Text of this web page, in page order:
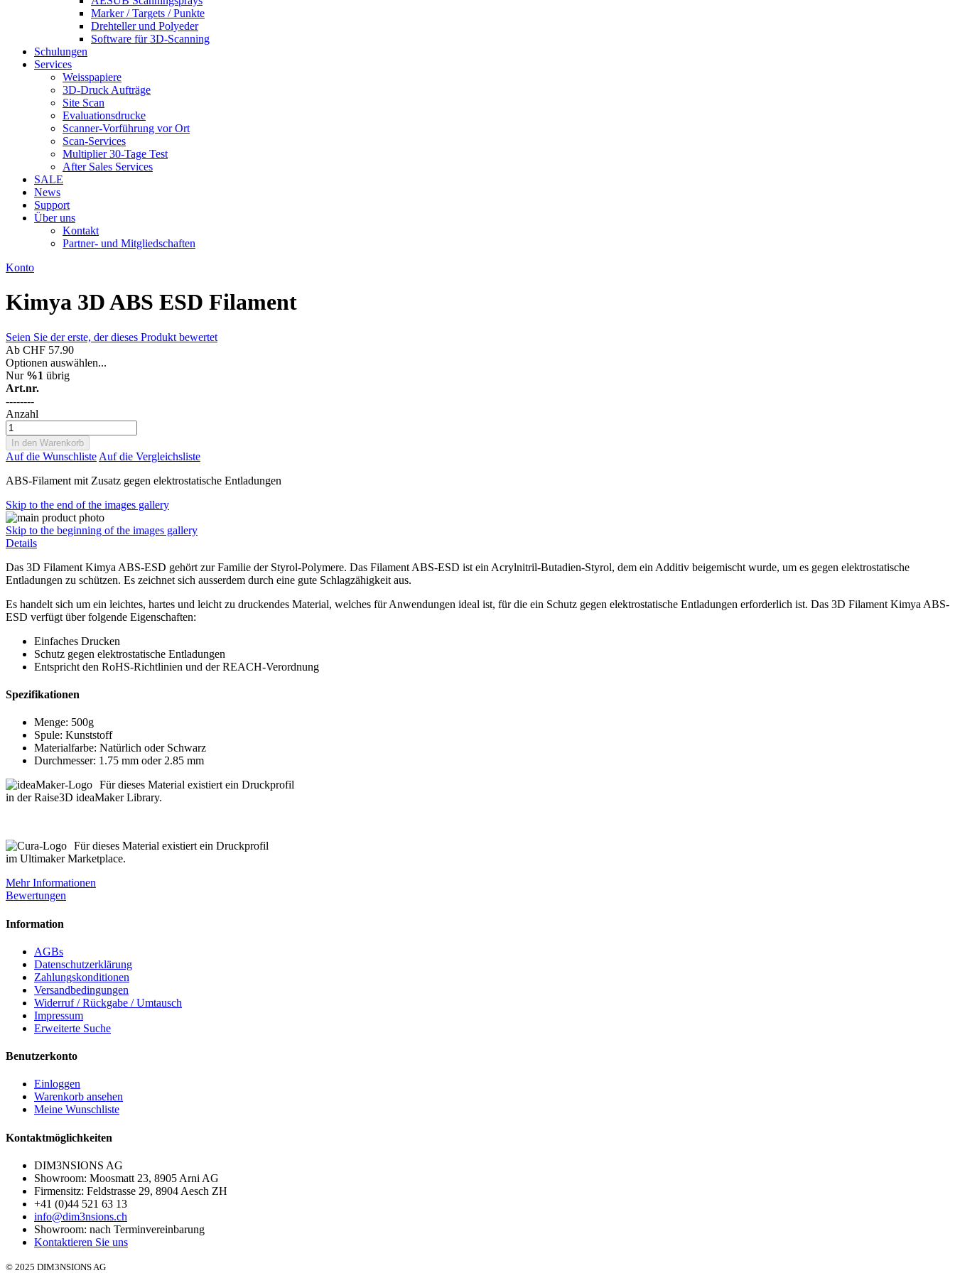
Marker / Targets / Punkte
Drehteller und Polyeder
Software für 3D-Scanning
Schulungen
Services
Weisspapiere
3D-Druck Aufträge
Site Scan
Evaluationsdrucke
Scanner-Vorführung vor Ort
Scan-Services
Multiplier 30-Tage Test
After Sales Services
SALE
News
Support
Über uns
Kontakt
Partner- und Mitgliedschaften
Konto
Kimya 3D ABS ESD Filament
Seien Sie der erste, der dieses Produkt bewertet
Ab CHF 57.90
Optionen auswählen...
Nur %1 übrig
Art.nr.
--------
Anzahl
In den Warenkorb
Auf die Wunschliste Auf die Vergleichsliste
ABS-Filament mit Zusatz gegen elektrostatische Entladungen
Skip to the end of the images gallery
Skip to the beginning of the images gallery
Details
Das 3D Filament Kimya ABS-ESD gehört zur Familie der Styrol-Polymere. Das Filament ABS-ESD ist ein Acrylnitril-Butadien-Styrol, dem ein Additiv beigemischt wurde, um es gegen elektrostatische
Entladungen zu schützen. Es zeichnet sich ausserdem durch eine gute Schlagzähigkeit aus.
Es handelt sich um ein leichtes, hartes und leicht zu druckendes Material, welches für Anwendungen ideal ist, für die ein Schutz gegen elektrostatische Entladungen erforderlich ist. Das 3D Filament Kimya ABS-
ESD verfügt über folgende Eigenschaften:
Einfaches Drucken
Schutz gegen elektrostatische Entladungen
Entspricht den RoHS-Richtlinien und der REACH-Verordnung
Spezifikationen
Menge: 500g
Spule: Kunststoff
Materialfarbe: Natürlich oder Schwarz
Durchmesser: 1.75 mm oder 2.85 mm
Für dieses Material existiert ein Druckprofil
in der Raise3D ideaMaker Library.
Für dieses Material existiert ein Druckprofil
im Ultimaker Marketplace.
Mehr Informationen
Bewertungen
Information
AGBs
Datenschutzerklärung
Zahlungskonditionen
Versandbedingungen
Widerruf / Rückgabe / Umtausch
Impressum
Erweiterte Suche
Benutzerkonto
Einloggen
Warenkorb ansehen
Meine Wunschliste
Kontaktmöglichkeiten
DIM3NSIONS AG
Showroom: Moosmatt 23, 8905 Arni AG
Firmensitz: Feldstrasse 29, 8904 Aesch ZH
+41 (0)44 521 63 13
info@dim3nsions.ch
Showroom: nach Terminvereinbarung
Kontaktieren Sie uns
© 2025 DIM3NSIONS AG